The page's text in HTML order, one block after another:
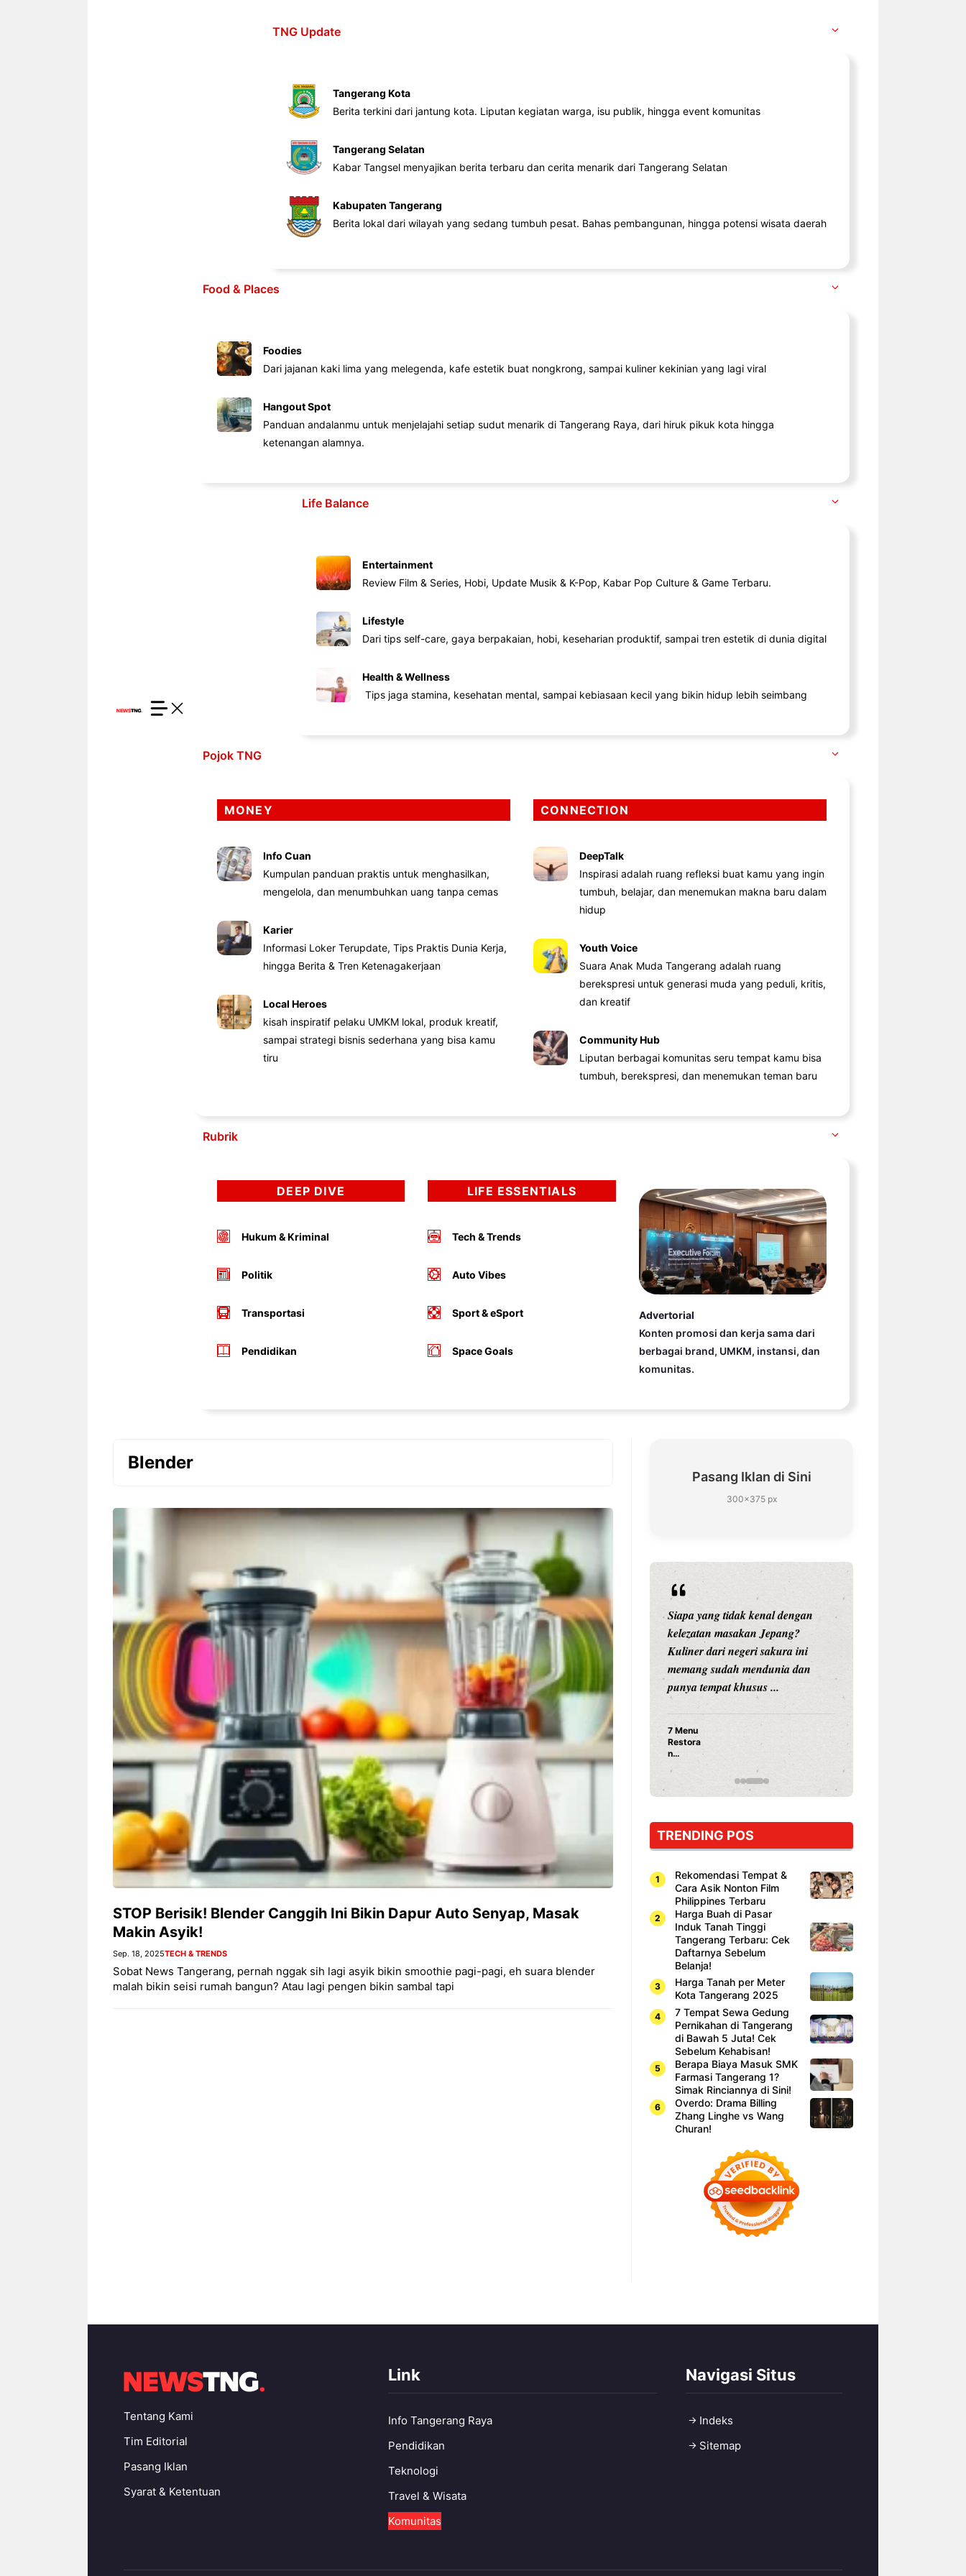
TNG Update
Tangerang Kota
Berita terkini dari jantung kota. Liputan kegiatan warga, isu publik, hingga event komunitas
Tangerang Selatan
Kabar Tangsel menyajikan berita terbaru dan cerita menarik dari Tangerang Selatan
Kabupaten Tangerang
Berita lokal dari wilayah yang sedang tumbuh pesat. Bahas pembangunan, hingga potensi wisata daerah
Food & Places
Foodies
Dari jajanan kaki lima yang melegenda, kafe estetik buat nongkrong, sampai kuliner kekinian yang lagi viral
Hangout Spot
Panduan andalanmu untuk menjelajahi setiap sudut menarik di Tangerang Raya, dari hiruk pikuk kota hingga
ketenangan alamnya.
Life Balance
Entertainment
Review Film & Series, Hobi, Update Musik & K-Pop, Kabar Pop Culture & Game Terbaru.
Lifestyle
Dari tips self-care, gaya berpakaian, hobi, keseharian produktif, sampai tren estetik di dunia digital
Health & Wellness
Tips jaga stamina, kesehatan mental, sampai kebiasaan kecil yang bikin hidup lebih seimbang
Pojok TNG
MONEY
Info Cuan
Kumpulan panduan praktis untuk menghasilkan,
mengelola, dan menumbuhkan uang tanpa cemas
Karier
Informasi Loker Terupdate, Tips Praktis Dunia Kerja,
hingga Berita & Tren Ketenagakerjaan
Local Heroes
kisah inspiratif pelaku UMKM lokal, produk kreatif,
sampai strategi bisnis sederhana yang bisa kamu
tiru
CONNECTION
DeepTalk
Inspirasi adalah ruang refleksi buat kamu yang ingin
tumbuh, belajar, dan menemukan makna baru dalam
hidup
Youth Voice
Suara Anak Muda Tangerang adalah ruang
berekspresi untuk generasi muda yang peduli, kritis,
dan kreatif
Community Hub
Liputan berbagai komunitas seru tempat kamu bisa
tumbuh, berekspresi, dan menemukan teman baru
Rubrik
DEEP DIVE
Hukum & Kriminal
Politik
Transportasi
Pendidikan
LIFE ESSENTIALS
Tech & Trends
Auto Vibes
Sport & eSport
Space Goals
Advertorial
Konten promosi dan kerja sama dari
berbagai brand, UMKM, instansi, dan
komunitas.
Blender
STOP Berisik! Blender Canggih Ini Bikin Dapur Auto Senyap, Masak
Makin Asyik!
Sep. 18, 2025TECH & TRENDS
Sobat News Tangerang, pernah nggak sih lagi asyik bikin smoothie pagi-pagi, eh suara blender
malah bikin seisi rumah bangun? Atau lagi pengen bikin sambal tapi
Pasang Iklan di Sini
300×375 px
Siapa sangka, dua nama besar di
dunia hiburan, Nunung Srimulat
dan Vicky Prasetyo, kini merambah
dunia kuliner dengan membuka
Nunung Srimulat & Vicky
Prasetyo Buka Restoran
15 Ribu, Resep Rahasia
Bandung – Menyambut pergantian
tahun 2026, restoran all you can
eat Kakkoii All You Can Eat
Bandung menghadirkan
penawaran spesial ...
Sambut 2026, Kakkoii
Bandung Hadirkan Pesta All
You Can Eat Mulai Rp
145.000
Pernah gak sih kamu mulai
ngerjain sesuatu cuma buat iseng-
iseng, eh ternyata malah jadi
peluang bisnis yang
menguntungkan? Nah, itulah ...
Dari Iseng Jadi Cuan: Kisah
TUM_ATUL yang Ubah
Hampers Jadi Bisnis Kece
Siapa yang tidak kenal dengan
kelezatan masakan Jepang?
Kuliner dari negeri sakura ini
memang sudah mendunia dan
punya tempat khusus ...
7 Menu
Restora
n
yang
Dicoba,
Cuma
Sushi!
TRENDING POS
Rekomendasi Tempat &
Cara Asik Nonton Film
Philippines Terbaru
Harga Buah di Pasar
Induk Tanah Tinggi
Tangerang Terbaru: Cek
Daftarnya Sebelum
Belanja!
Harga Tanah per Meter
Kota Tangerang 2025
7 Tempat Sewa Gedung
Pernikahan di Tangerang
di Bawah 5 Juta! Cek
Sebelum Kehabisan!
Berapa Biaya Masuk SMK
Farmasi Tangerang 1?
Simak Rinciannya di Sini!
Overdo: Drama Billing
Zhang Linghe vs Wang
Churan!
Tentang Kami
Tim Editorial
Pasang Iklan
Syarat & Ketentuan
Link
Info Tangerang Raya
Pendidikan
Teknologi
Travel & Wisata
Komunitas
Navigasi Situs
Indeks
Sitemap